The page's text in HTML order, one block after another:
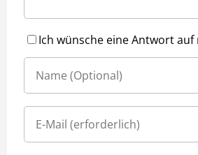
Ich wünsche eine Antwort auf